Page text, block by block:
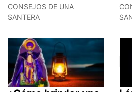
CONSEJOS DE UNA
SANTERA